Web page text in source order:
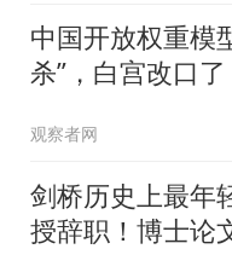
中国开放权重模
杀”，白宫改口了
观察者网
剑桥历史上最年
授辞职！博士论